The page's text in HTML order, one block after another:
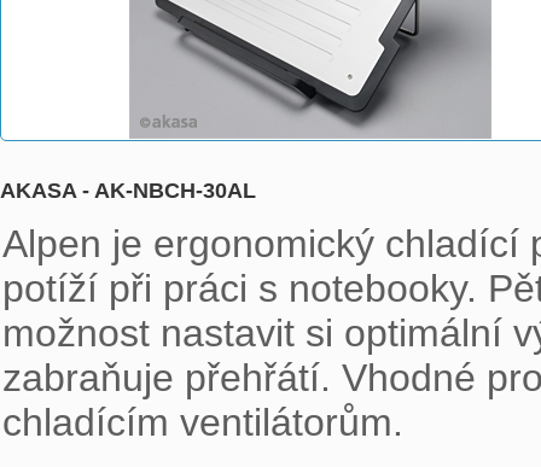
AKASA - AK-NBCH-30AL
Alpen je ergonomický chladící
potíží při práci s notebooky.
možnost nastavit si optimální
zabraňuje přehřátí. Vhodné
chladícím ventilátorům.